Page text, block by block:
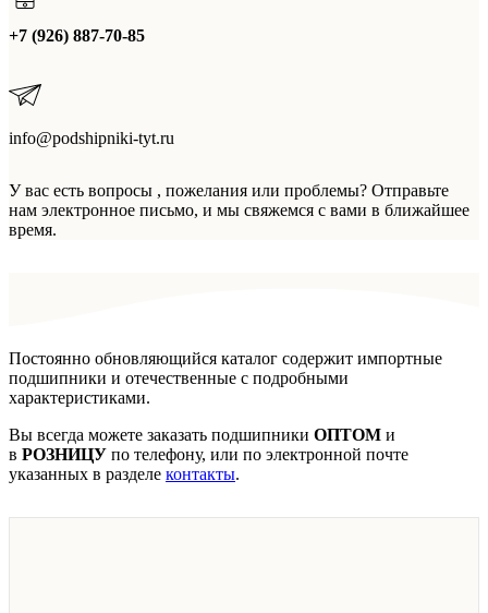
+7 (926) 887-70-85
info@podshipniki-tyt.ru
У вас есть вопросы , пожелания или проблемы? Отправьте
нам электронное письмо, и мы свяжемся с вами в ближайшее
время.
Постоянно обновляющийся каталог содержит импортные
подшипники и отечественные с подробными
характеристиками.
Вы всегда можете заказать подшипники ОПТОМ и
в РОЗНИЦУ по телефону, или по электронной почте
указанных в разделе контакты.